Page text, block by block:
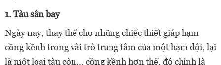
1. Tàu sân bay
Ngày nay, thay thế cho những chiếc thiết giáp hạm
cồng kềnh trong vài trò trung tâm của một hạm đội, lại
là một loại tàu còn... cồng kềnh hơn thế, đó chính là